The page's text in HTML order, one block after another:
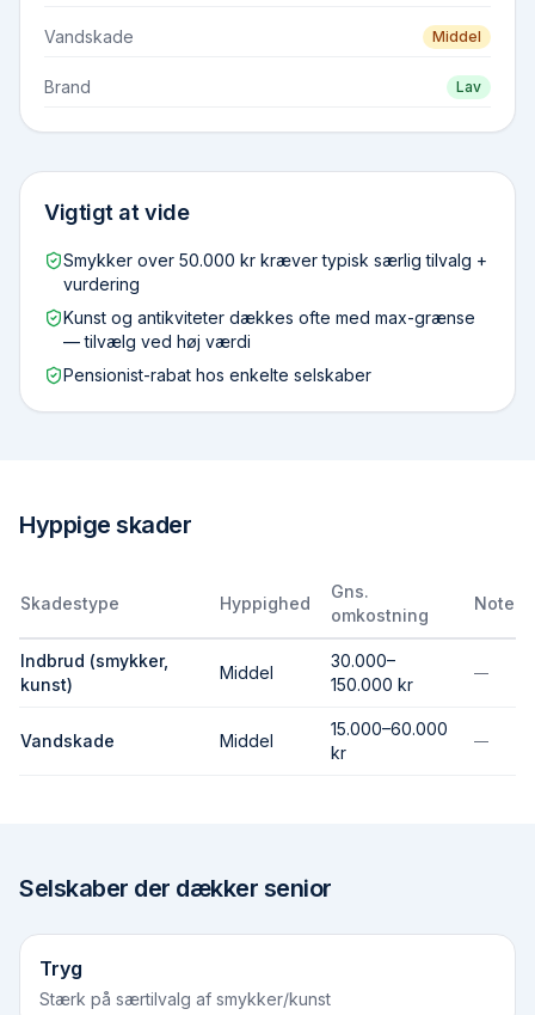
Vandskade Middel
Brand Lav
Vigtigt at vide
Smykker over 50.000 kr kræver typisk særlig tilvalg +
vurdering
Kunst og antikviteter dækkes ofte med max-grænse
— tilvælg ved høj værdi
Pensionist-rabat hos enkelte selskaber
Hyppige skader
Skadestype Hyppighed
Gns.
omkostning
Note
Indbrud (smykker,
kunst)
Middel
30.000–
150.000 kr
—
Vandskade Middel
15.000–60.000
kr
—
Selskaber der dækker senior
Tryg
Stærk på særtilvalg af smykker/kunst